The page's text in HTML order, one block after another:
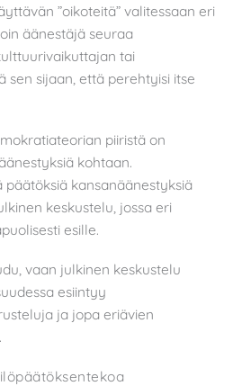
”oikoteitä” valitessaan eri
äänestäjä seuraa
tai
sen sijaan, että perehtyisi itse
piiristä on
kohtaan.
kansanäänestyksiä
keskustelu, jossa eri
esille.
vaan julkinen keskustelu
esiintyy
ja jopa eriävien